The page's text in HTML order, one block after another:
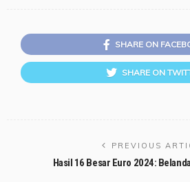
SHARE ON
SHARE ON
PREVIOUS
Hasil 16 Besar Euro 2024: